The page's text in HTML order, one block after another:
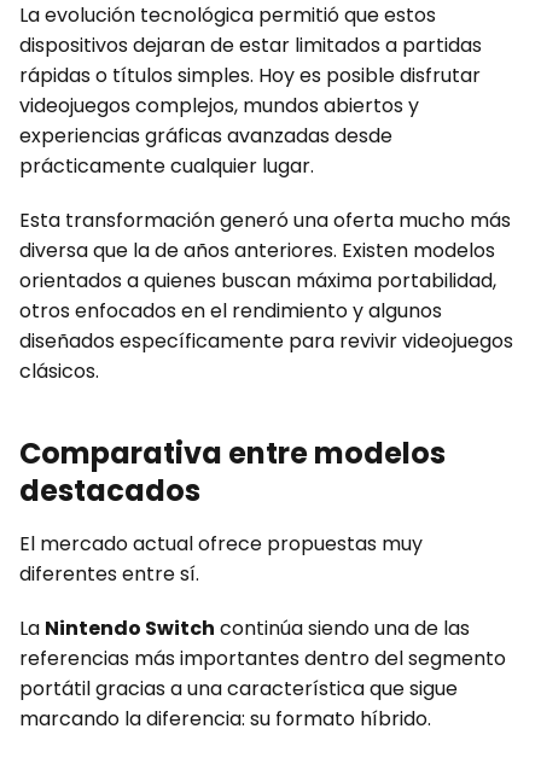
La evolución tecnológica permitió que estos
dispositivos dejaran de estar limitados a partidas
rápidas o títulos simples. Hoy es posible disfrutar
videojuegos complejos, mundos abiertos y
experiencias gráficas avanzadas desde
prácticamente cualquier lugar.
Esta transformación generó una oferta mucho más
diversa que la de años anteriores. Existen modelos
orientados a quienes buscan máxima portabilidad,
otros enfocados en el rendimiento y algunos
diseñados específicamente para revivir videojuegos
clásicos.
Comparativa entre modelos
destacados
El mercado actual ofrece propuestas muy
diferentes entre sí.
La Nintendo Switch continúa siendo una de las
referencias más importantes dentro del segmento
portátil gracias a una característica que sigue
marcando la diferencia: su formato híbrido.